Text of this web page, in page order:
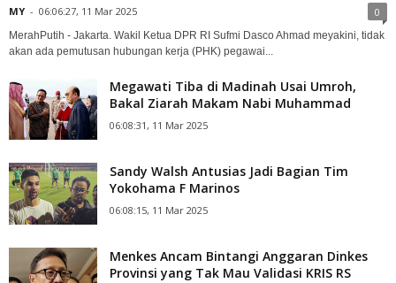
MY - 06:06:27, 11 Mar 2025 0
MerahPutih - Jakarta. Wakil Ketua DPR RI Sufmi Dasco Ahmad meyakini, tidak
akan ada pemutusan hubungan kerja (PHK) pegawai...
Megawati Tiba di Madinah Usai Umroh,
Bakal Ziarah Makam Nabi Muhammad
06:08:31, 11 Mar 2025
Sandy Walsh Antusias Jadi Bagian Tim
Yokohama F Marinos
06:08:15, 11 Mar 2025
Menkes Ancam Bintangi Anggaran Dinkes
Provinsi yang Tak Mau Validasi KRIS RS